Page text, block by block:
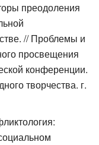
преодоления
// Проблемы и
просвещения
конференции.
творчества. г.